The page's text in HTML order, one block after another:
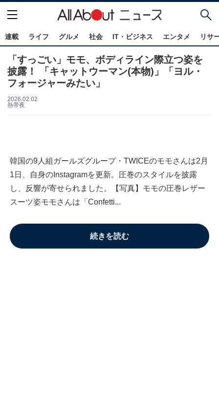
連載 ライフ グルメ 社会 IT・ビジネス エンタメ リサ
「すっごい」モモ、ボディライン際立つ姿を
披露！ 「キャットウーマン(本物)」「ヨル・
フォージャーみたい」
2026.02.02
熱帯夜
韓国の9人組ガールズグループ・TWICEのモモさんは2月
1日、自身のInstagramを更新。圧巻のスタイルを披露
し、反響が寄せられました。【写真】モモの圧巻レザー
スーツ姿モモさんは「Confetti...
続きを読む